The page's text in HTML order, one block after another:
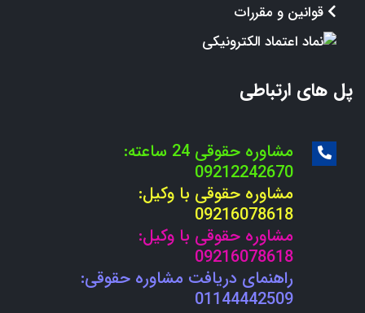
قوانین و مقررات
پل های ارتباطی
مشاوره حقوقی 24 ساعته:
09212242670
مشاوره حقوقی با وکیل:
09216078618
مشاوره حقوقی با وکیل:
09216078618
راهنمای دریافت مشاوره حقوقی:
01144442509